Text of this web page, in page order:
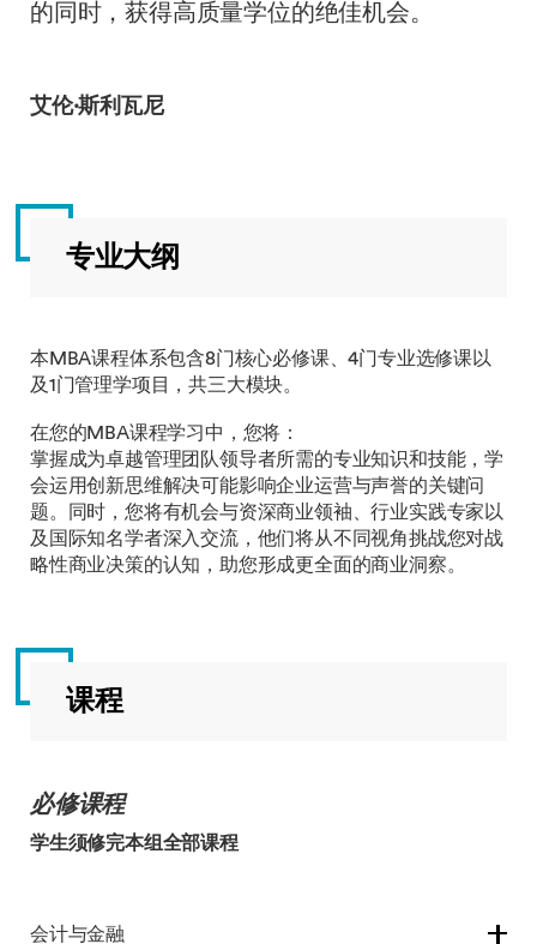
的同时，获得高质量学位的绝佳机会。
艾伦·斯利瓦尼
专业大纲
本MBA课程体系包含8门核心必修课、4门专业选修课以
及1门管理学项目，共三大模块。
在您的MBA课程学习中，您将：
掌握成为卓越管理团队领导者所需的专业知识和技能，学
会运用创新思维解决可能影响企业运营与声誉的关键问
题。同时，您将有机会与资深商业领袖、行业实践专家以
及国际知名学者深入交流，他们将从不同视角挑战您对战
略性商业决策的认知，助您形成更全面的商业洞察。
课程
必修课程
学生须修完本组全部课程
会计与金融